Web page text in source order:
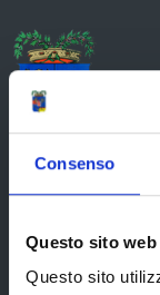
Consenso
Questo sito
Questo sito
La Provincia